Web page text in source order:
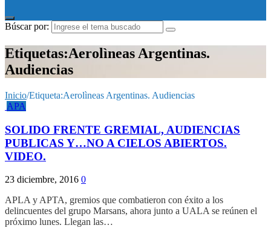
Búscar por:
Etiquetas:Aerolìneas Argentinas.
Audiencias
Inicio/Etiqueta:Aerolìneas Argentinas. Audiencias
APA
SOLIDO FRENTE GREMIAL, AUDIENCIAS
PUBLICAS Y…NO A CIELOS ABIERTOS.
VIDEO.
23 diciembre, 2016 0
APLA y APTA, gremios que combatieron con éxito a los
delincuentes del grupo Marsans, ahora junto a UALA se reúnen el
próximo lunes. Llegan las…